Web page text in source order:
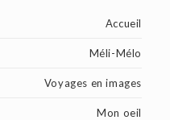
Accueil
Méli-Mélo
Voyages en images
Mon oeil